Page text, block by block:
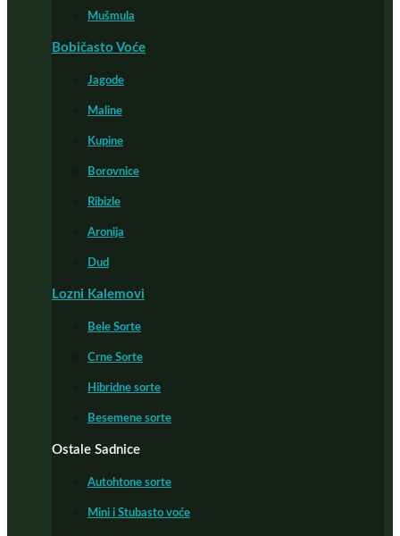
Mušmula
Bobičasto Voće
Jagode
Maline
Kupine
Borovnice
Ribizle
Aronija
Dud
Lozni Kalemovi
Bele Sorte
Crne Sorte
Hibridne sorte
Besemene sorte
Ostale Sadnice
Autohtone sorte
Mini i Stubasto voće